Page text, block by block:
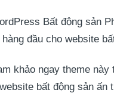
Bất động sản
đầu cho website
khảo ngay theme này
bất động sản ấn